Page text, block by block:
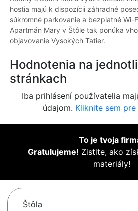
hostia majú k dispozícii záhradné
súkromné parkovanie a bezplatné Wi-
Apartmán Mary v Štôle tak ponúka
objavovanie Vysokých Tatier.
Hodnotenia na
stránkach
Iba prihlásení používatelia
údajom. Kliknite sem
To je tvoja
Gratulujeme! Zistite, ako
materiály!
Štôla